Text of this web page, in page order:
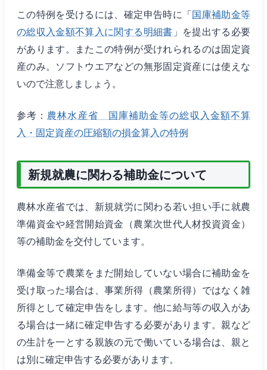
この特例を受けるには、確定申告時に「国庫補助金等
の総収入金額不算入に関する明細書 」を提出する必要
があります。またこの特例が受けれられるのは固定資
産のみ。ソフトウエアなどの無形固定資産には使えな
いので注意しましょう。
参考： 農林水産省 国庫補助金等の総収入金額不算
入・固定資産の圧縮額の損金算入の特例
新規就農に関わる補助金について
農林水産省では、新規就労に関わる若い担い手に就農
準備資金や経営開始資金（農業次世代人材投資資金）
等の補助金を交付しています。
準備金等で農業をまだ開始していない場合に補助金を
受け取った場合は、事業所得（農業所得）ではなく雑
所得として確定申告をします。他に給与等の収入があ
る場合は一緒に確定申告する必要があります。親など
の生計を一とする親族の元で働いている場合は、親と
は別に確定申告する必要があります。